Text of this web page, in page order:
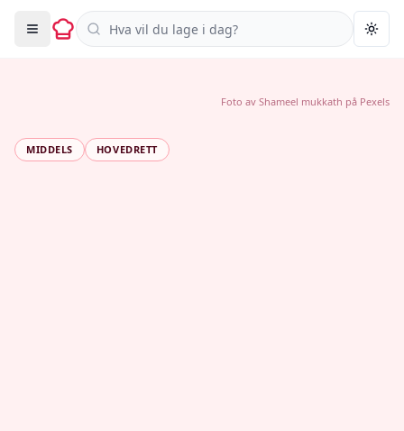
Søk i oppskrifter
MIDDELS HOVEDRETT
Foto av Shameel mukkath på Pexels